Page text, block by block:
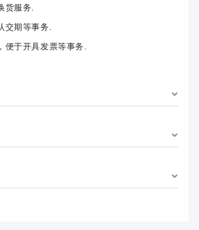
货服务.
交期等事务.
便于开具发票等事务.